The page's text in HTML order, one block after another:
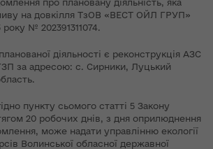
про плановану діяльність, яка
на довкілля ТзОВ «ВЕСТ ОЙЛ ГРУП»
року № 202391311074.
діяльності є реконструкція АЗС
за адресою: с. Сирники, Луцький
пункту сьомого статті 5 Закону
20 робочих днів, з дня оприлюднення
може надати управлінню екології
Волинської обласної державної